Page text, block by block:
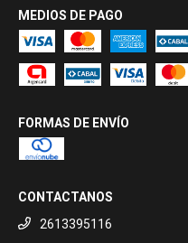
MEDIOS DE PAGO
FORMAS DE ENVÍO
CONTACTANOS
2613395116